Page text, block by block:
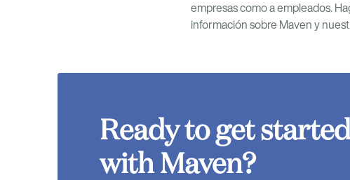
empresas como a empleados.
información sobre Maven y
Ready to get started
with Maven?